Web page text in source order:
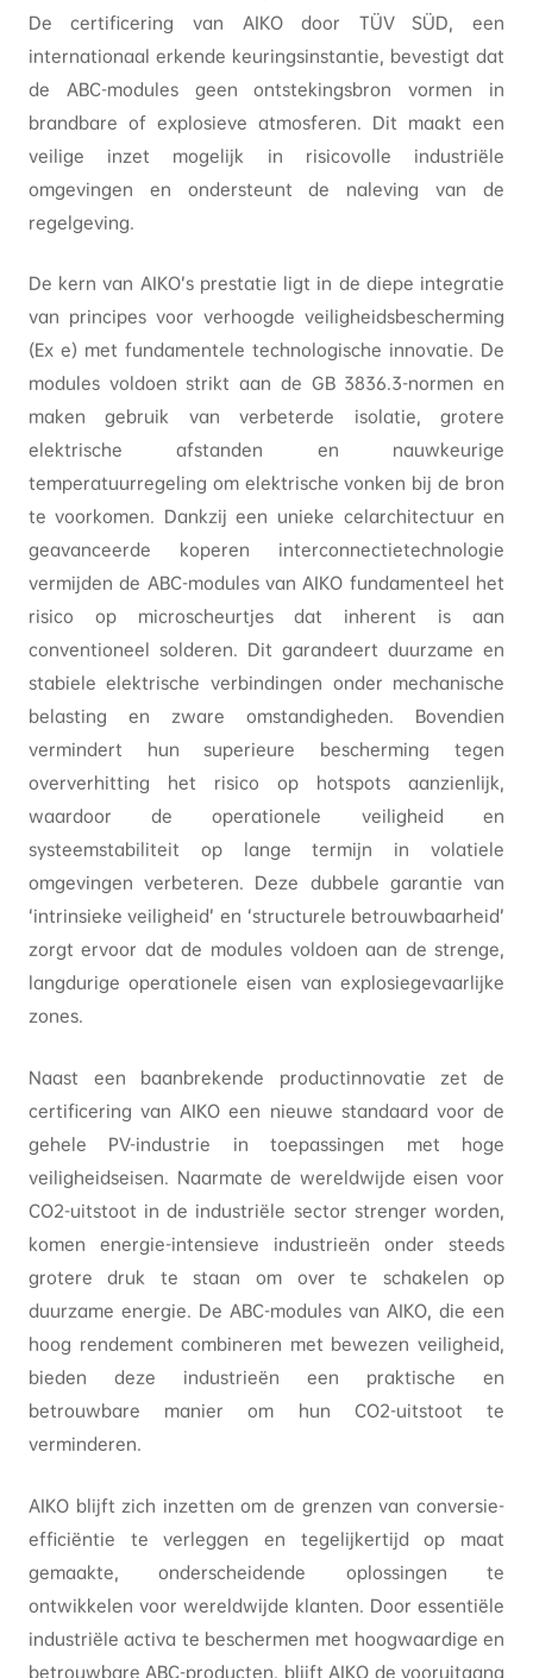
De certificering van AIKO door TÜV SÜD, een
internationaal erkende keuringsinstantie, bevestigt dat
de ABC-modules geen ontstekingsbron vormen in
brandbare of explosieve atmosferen. Dit maakt een
veilige inzet mogelijk in risicovolle industriële
omgevingen en ondersteunt de naleving van de
regelgeving.
De kern van AIKO’s prestatie ligt in de diepe integratie
van principes voor verhoogde veiligheidsbescherming
(Ex e) met fundamentele technologische innovatie. De
modules voldoen strikt aan de GB 3836.3-normen en
maken gebruik van verbeterde isolatie, grotere
elektrische afstanden en nauwkeurige
temperatuurregeling om elektrische vonken bij de bron
te voorkomen. Dankzij een unieke celarchitectuur en
geavanceerde koperen interconnectietechnologie
vermijden de ABC-modules van AIKO fundamenteel het
risico op microscheurtjes dat inherent is aan
conventioneel solderen. Dit garandeert duurzame en
stabiele elektrische verbindingen onder mechanische
belasting en zware omstandigheden. Bovendien
vermindert hun superieure bescherming tegen
oververhitting het risico op hotspots aanzienlijk,
waardoor de operationele veiligheid en
systeemstabiliteit op lange termijn in volatiele
omgevingen verbeteren. Deze dubbele garantie van
‘intrinsieke veiligheid’ en ‘structurele betrouwbaarheid’
zorgt ervoor dat de modules voldoen aan de strenge,
langdurige operationele eisen van explosiegevaarlijke
zones.
Naast een baanbrekende productinnovatie zet de
certificering van AIKO een nieuwe standaard voor de
gehele PV-industrie in toepassingen met hoge
veiligheidseisen. Naarmate de wereldwijde eisen voor
CO2-uitstoot in de industriële sector strenger worden,
komen energie-intensieve industrieën onder steeds
grotere druk te staan ​​om over te schakelen op
duurzame energie. De ABC-modules van AIKO, die een
hoog rendement combineren met bewezen veiligheid,
bieden deze industrieën een praktische en
betrouwbare manier om hun CO2-uitstoot te
verminderen.
AIKO blijft zich inzetten om de grenzen van conversie-
efficiëntie te verleggen en tegelijkertijd op maat
gemaakte, onderscheidende oplossingen te
ontwikkelen voor wereldwijde klanten. Door essentiële
industriële activa te beschermen met hoogwaardige en
betrouwbare ABC-producten, blijft AIKO de vooruitgang